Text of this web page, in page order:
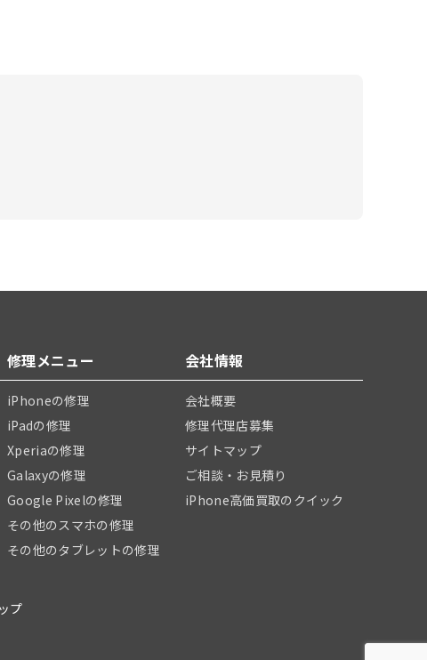
修理メニュー
iPhoneの修理
iPadの修理
Xperiaの修理
Galaxyの修理
Google Pixelの修理
その他のスマホの修理
その他のタブレットの修理
会社情報
会社概要
修理代理店募集
サイトマップ
ご相談・お見積り
iPhone高価買取のクイック
プ